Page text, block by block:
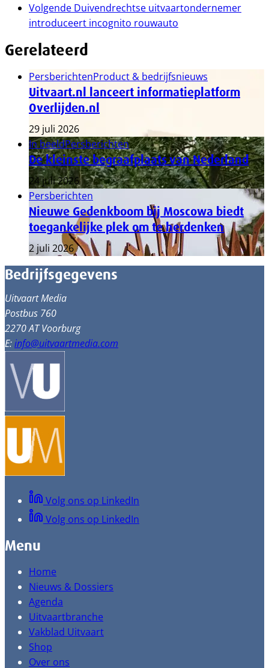
Volgende Duivendrechtse uitvaartondernemer
introduceert incognito rouwauto
Gerelateerd
PersberichtenProduct & bedrijfsnieuws
Uitvaart.nl lanceert informatieplatform
Overlijden.nl
29 juli 2026
In beeldPersberichten
De kleinste begraafplaats van Nederland
24 juli 2026
Persberichten
Nieuwe Gedenkboom bij Moscowa biedt
toegankelijke plek om te herdenken
2 juli 2026
Bedrijfsgegevens
Uitvaart Media
Postbus 760
2270 AT Voorburg
E:info@uitvaartmedia.com
Volg ons op LinkedIn
Volg ons op LinkedIn
Menu
Home
Nieuws & Dossiers
Agenda
Uitvaartbranche
Vakblad Uitvaart
Shop
Over ons